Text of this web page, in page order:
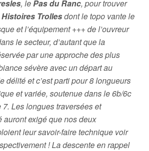
, lePas du Ranc, pour trouver
Histoires Trollesdont le topo vante le
et l’équipement +++ de l’ouvreur
le secteur, d’autant que la
par une approche des plus
sévère avec un départ au
délité et c’est parti pour 8 longueurs
et variée, soutenue dans le 6b/6c
Les longues traversées et
auront exigé que nos deux
leur savoir-faire technique voir
! La descente en rappel